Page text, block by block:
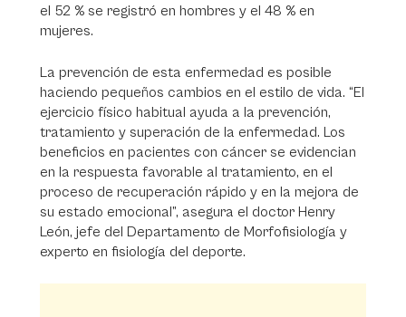
el 52 % se registró en hombres y el 48 % en
mujeres.
La prevención de esta enfermedad es posible
haciendo pequeños cambios en el estilo de vida. “El
ejercicio físico habitual ayuda a la prevención,
tratamiento y superación de la enfermedad. Los
beneficios en pacientes con cáncer se evidencian
en la respuesta favorable al tratamiento, en el
proceso de recuperación rápido y en la mejora de
su estado emocional”, asegura el doctor Henry
León, jefe del Departamento de Morfofisiología y
experto en fisiología del deporte.